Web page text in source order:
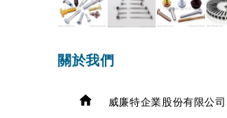
關於我們
威廉特企業股份有限公司